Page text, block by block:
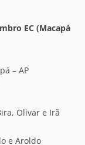
EC (Macapá
– AP
Olivar e Irã
e Aroldo